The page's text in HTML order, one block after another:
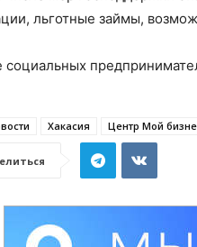
льготные займы,
социальных
Хакасия Центр Мой